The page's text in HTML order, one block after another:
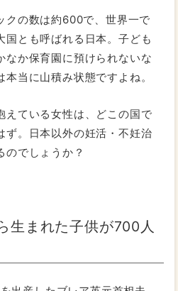
クの数は約600で、世界一で
国とも呼ばれる日本。子ども
なか保育園に預けられないな
当に山積み状態ですよね。
えている女性は、どこの国で
ず。日本以外の妊活・不妊治
のでしょうか？
生まれた子供が700人